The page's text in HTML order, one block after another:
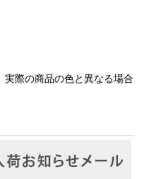
際の商品の色と異なる場合